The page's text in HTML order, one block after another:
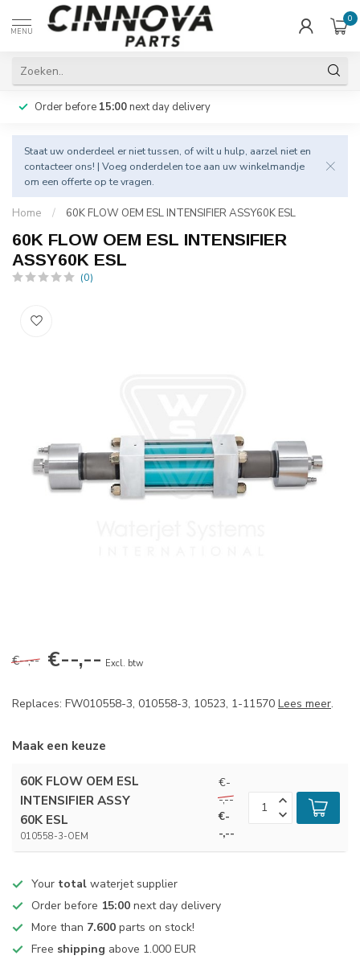
MENU
0
Order before 15:00next day delivery
Staat uw onderdeel er niet tussen, of wilt u hulp, aarzel niet en
contacteer ons! | Voeg onderdelen toe aan uw winkelmandje
om een offerte op te vragen.
Home / 60K FLOW OEM ESL INTENSIFIER ASSY60K ESL
60K FLOW OEM ESL INTENSIFIER
ASSY60K ESL
(0)
€--,-- €--,-- Excl. btw
Replaces: FW010558-3, 010558-3, 10523, 1-11570 Lees meer.
Maak een keuze
60K FLOW OEM ESL
INTENSIFIER ASSY
60K ESL
010558-3-OEM
€-
-,--
€-
-,--
Your total waterjet supplier
Order before 15:00 next day delivery
More than 7.600 parts on stock!
Free shipping above 1.000 EUR